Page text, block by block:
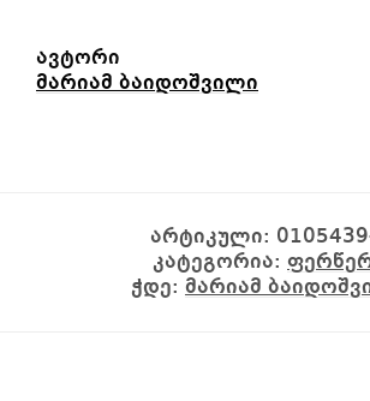
ავტორი
მარიამ ბაიდოშვილი
არტიკული:
კატეგორია:
ჭდე: მარიამ